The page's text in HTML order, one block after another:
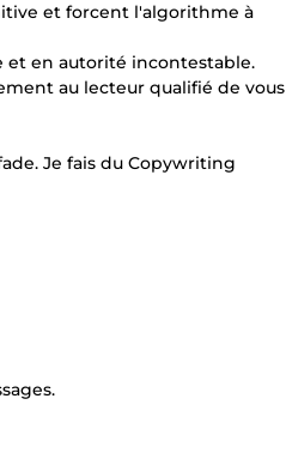
et forcent l'algorithme à
et en autorité incontestable.
au lecteur qualifié de vous
Je fais du Copywriting